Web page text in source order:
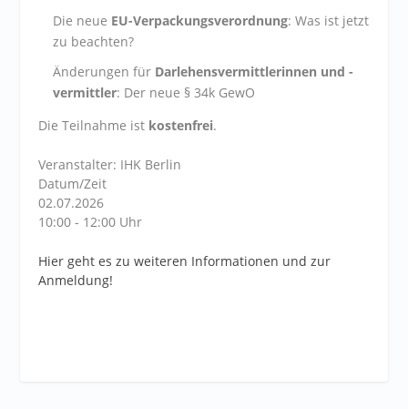
Die neue EU-Verpackungsverordnung: Was ist jetzt
zu beachten?
Änderungen für Darlehensvermittlerinnen und -
vermittler: Der neue § 34k GewO
Die Teilnahme ist kostenfrei.
Veranstalter: IHK Berlin
Datum/Zeit
02.07.2026
10:00 - 12:00 Uhr
Hier geht es zu weiteren Informationen und zur
Anmeldung!